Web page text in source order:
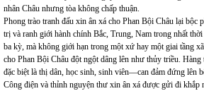
nhân Châu nhưng tòa không chấp thuận.
Phong trào tranh đấu xin ân xá cho Phan Bội Châu lại bộc
trị và ranh giới hành chính Bắc, Trung, Nam trong nhất
ba kỳ, mà không giới hạn trong một xứ hay một giai tầng
cho Phan Bội Châu đột ngột dâng lên như thủy triều.
đặc biệt là thị dân, học sinh, sinh viên—can đảm đứng lên
Công điện và thỉnh nguyện thư xin ân xá được gửi đi khắp